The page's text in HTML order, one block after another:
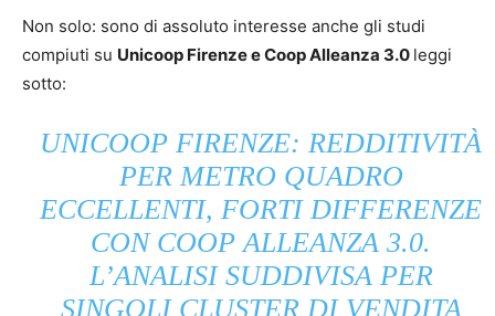
Non solo: sono di assoluto interesse anche gli studi
compiuti su Unicoop Firenze e Coop Alleanza 3.0 leggi
sotto:
UNICOOP FIRENZE: REDDITIVITÀ
PER METRO QUADRO
ECCELLENTI, FORTI DIFFERENZE
CON COOP ALLEANZA 3.0.
L’ANALISI SUDDIVISA PER
SINGOLI CLUSTER DI VENDITA